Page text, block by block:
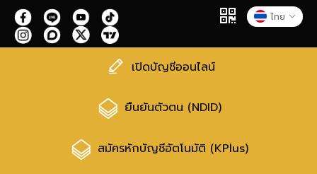
ไทย
เปิดบัญชีออนไลน์
ยืนยันตัวตน (NDID)
สมัครหักบัญชีอัตโนมัติ (KPlus)